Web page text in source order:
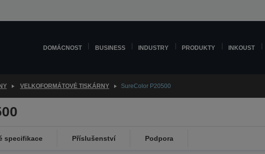
DOMÁCNOST BUSINESS INDUSTRY PRODUKTY INKOUST
VELKOFORMÁTOVÉ TISKÁRNY SureColor P20500
specifikace Příslušenství Podpora